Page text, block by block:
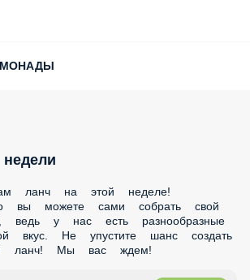
ланч на этой неделе! Напоминаем, что
свой идеальный обед, ведь у нас
блюда на любой вкус. Не упустите
уникальный ланч! Мы вас ждем!